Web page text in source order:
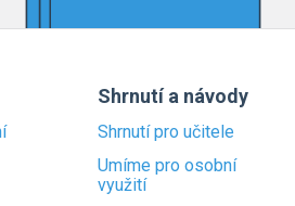
Shrnutí a návody
Shrnutí pro učitele
Umíme pro osobní
využití